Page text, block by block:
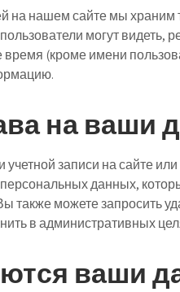
на нашем сайте мы
могут видеть,
(кроме имени
на ваши
учетной записи на сайте
данных,
можете запросить
в административных
ваши